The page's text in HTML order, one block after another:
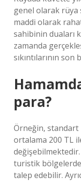
genel olarak rüya
maddi olarak
sahibinin duaları
zamanda
sıkıntılarının
para?
Örneğin, standart
ortalama 200 TL
turistik
talep edebilir.